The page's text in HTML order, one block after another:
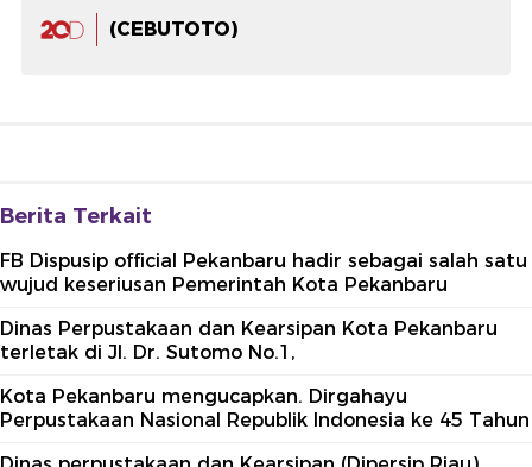
(CEBUTOTO)
Berita Terkait
FB Dispusip official Pekanbaru hadir sebagai salah satu
wujud keseriusan Pemerintah Kota Pekanbaru
Dinas Perpustakaan dan Kearsipan Kota Pekanbaru
terletak di Jl. Dr. Sutomo No.1,
Kota Pekanbaru mengucapkan. Dirgahayu
Perpustakaan Nasional Republik Indonesia ke 45 Tahun